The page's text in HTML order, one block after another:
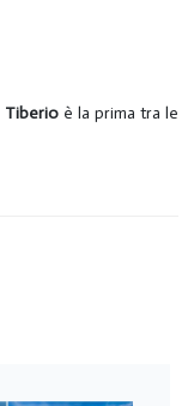
Tiberio è la prima tra le